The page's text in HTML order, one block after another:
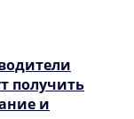
получить
и